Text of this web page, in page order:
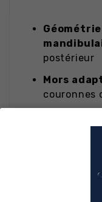
postérieur
Mors
couronnes
stable